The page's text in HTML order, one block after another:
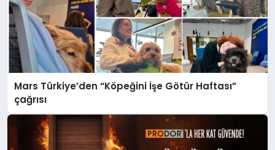
Mars Türkiye’den “Köpeğini İşe Götür Haftası”
çağrısı